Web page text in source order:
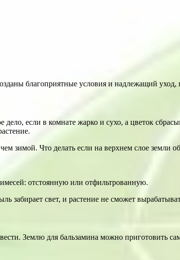
благоприятные условия и надлежащий уход,
если в комнате жарко и сухо, а цветок
зимой. Что делать если на верхнем слое земли
отстоянную или отфильтрованную.
свет, и растение не сможет
Землю для бальзамина можно приготовить